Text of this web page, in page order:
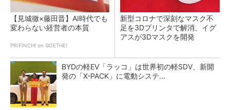
【見城徹×藤田晋】AI時代でも
変わらない経営者の本質
PR(FINCHI on GOETHE)
新型コロナで深刻なマスク不
足を3Dプリンタで解消、イグ
アスが3Dマスクを開発
BYDの軽EV「ラッコ」は世界初の軽SDV、新開
発の「X-PACK」に電動システ...